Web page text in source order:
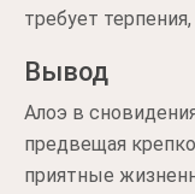
требует
Вывод
Алоэ в
предвещая
приятные